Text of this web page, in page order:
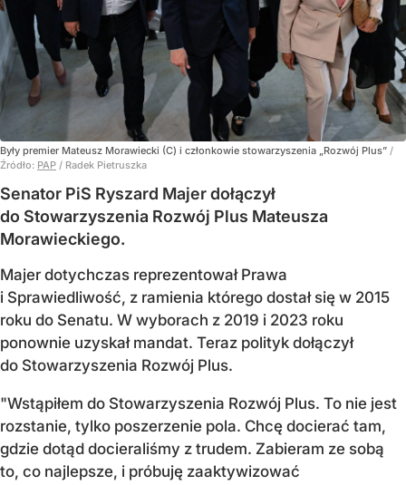
Były premier Mateusz Morawiecki (C) i członkowie stowarzyszenia „Rozwój Plus” /
Źródło: PAP / Radek Pietruszka
Senator PiS Ryszard Majer dołączył
do Stowarzyszenia Rozwój Plus Mateusza
Morawieckiego.
Majer dotychczas reprezentował Prawa
i Sprawiedliwość, z ramienia którego dostał się w 2015
roku do Senatu. W wyborach z 2019 i 2023 roku
ponownie uzyskał mandat. Teraz polityk dołączył
do Stowarzyszenia Rozwój Plus.
"Wstąpiłem do Stowarzyszenia Rozwój Plus. To nie jest
rozstanie, tylko poszerzenie pola. Chcę docierać tam,
gdzie dotąd docieraliśmy z trudem. Zabieram ze sobą
to, co najlepsze, i próbuję zaaktywizować